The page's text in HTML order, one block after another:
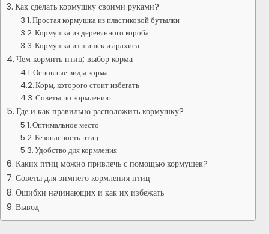
Как сделать кормушку своими руками?
Простая кормушка из пластиковой бутылки
Кормушка из деревянного короба
Кормушка из шишек и арахиса
Чем кормить птиц: выбор корма
Основные виды корма
Корм, которого стоит избегать
Советы по кормлению
Где и как правильно расположить кормушку?
Оптимальное место
Безопасность птиц
Удобство для кормления
Каких птиц можно привлечь с помощью кормушек?
Советы для зимнего кормления птиц
Ошибки начинающих и как их избежать
Вывод